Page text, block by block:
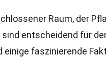
Raum, der
entscheidend für
faszinierende